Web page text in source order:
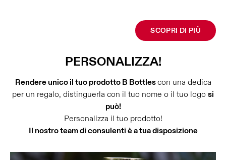
SCOPRI DI PIÙ
PERSONALIZZA!
Rendere unico il tuo prodotto B Bottlescon una dedica
per un regalo, distinguerla con il tuo nome o il tuo logo si
può!
Personalizza il tuo prodotto!
Il nostro team di consulenti è a tua disposizione